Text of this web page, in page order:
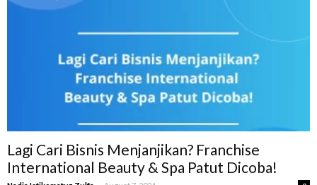
Lagi Cari Bisnis Menjanjikan? Franchise
International Beauty & Spa Patut Dicoba!